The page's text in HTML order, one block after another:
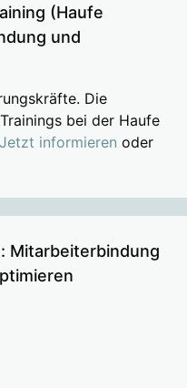
(Haufe
und
Die
bei der Haufe
Jetzt informieren oder
Mitarbeiterbindung